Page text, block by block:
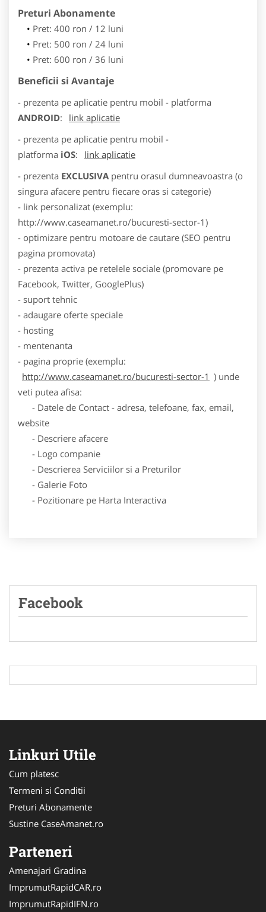
Preturi Abonamente
Pret: 400 ron / 12 luni
Pret: 500 ron / 24 luni
Pret: 600 ron / 36 luni
Beneficii si Avantaje
- prezenta pe aplicatie pentru mobil - platforma
ANDROID:
link aplicatie
- prezenta pe aplicatie pentru mobil -
platforma iOS:
link aplicatie
- prezenta EXCLUSIVA pentru orasul dumneavoastra (o
singura afacere pentru fiecare oras si categorie)
- link personalizat (exemplu:
http://www.caseamanet.ro/bucuresti-sector-1)
- optimizare pentru motoare de cautare (SEO pentru
pagina promovata)
- prezenta activa pe retelele sociale (promovare pe
Facebook, Twitter, GooglePlus)
- suport tehnic
- adaugare oferte speciale
- hosting
- mentenanta
- pagina proprie (exemplu:
http://www.caseamanet.ro/bucuresti-sector-1 ) unde
veti putea afisa:
- Datele de Contact - adresa, telefoane, fax, email,
website
- Descriere afacere
- Logo companie
- Descrierea Serviciilor si a Preturilor
- Galerie Foto
- Pozitionare pe Harta Interactiva
Facebook
Linkuri Utile
Cum platesc
Termeni si Conditii
Preturi Abonamente
Sustine CaseAmanet.ro
Parteneri
Amenajari Gradina
ImprumutRapidCAR.ro
ImprumutRapidIFN.ro